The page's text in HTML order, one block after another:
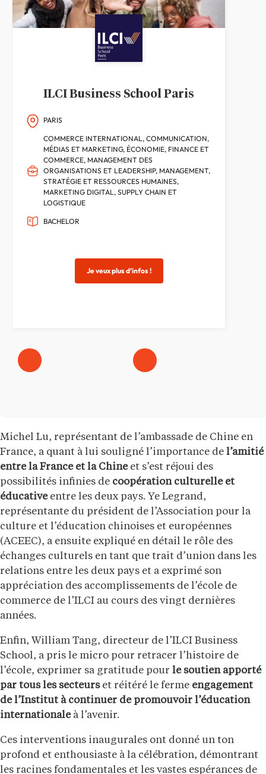
ILCI Business School Paris
PARIS
COMMERCE INTERNATIONAL, COMMUNICATION,
MÉDIAS ET MARKETING, ÉCONOMIE, FINANCE ET
COMMERCE, MANAGEMENT DES
ORGANISATIONS ET LEADERSHIP, MANAGEMENT,
STRATÉGIE ET RESSOURCES HUMAINES,
MARKETING DIGITAL, SUPPLY CHAIN ET
LOGISTIQUE
BACHELOR
Je veux plus d’infos !
Michel Lu, représentant de l’ambassade de Chine en
France, a quant à lui souligné l’importance de l’amitié
entre la France et la Chineet s’est réjoui des
possibilités infinies de coopération culturelle et
éducativeentre les deux pays. Ye Legrand,
représentante du président de l’Association pour la
culture et l’éducation chinoises et européennes
(ACEEC), a ensuite expliqué en détail le rôle des
échanges culturels en tant que trait d’union dans les
relations entre les deux pays et a exprimé son
appréciation des accomplissements de l’école de
commerce de l’ILCI au cours des vingt dernières
années.
Enfin, William Tang, directeur de l’ILCI Business
School, a pris le micro pour retracer l’histoire de
l’école, exprimer sa gratitude pour le soutien apporté
par tous les secteurset réitéré le ferme engagement
de l’Institut à continuer de promouvoir l’éducation
internationaleà l’avenir.
Ces interventions inaugurales ont donné un ton
profond et enthousiaste à la célébration, démontrant
les racines fondamentales et les vastes espérances de